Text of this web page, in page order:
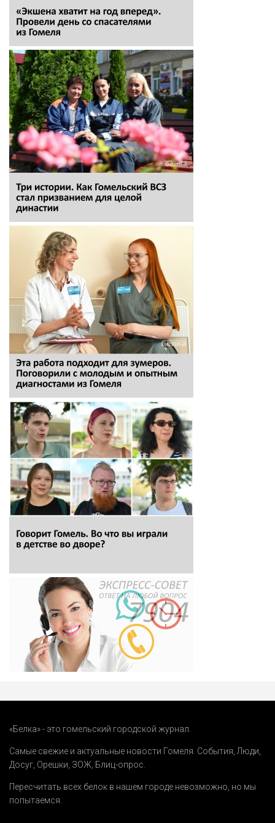
«Белка» - это гомельский городской журнал.
Самые свежие и актуальные новости Гомеля. События Люди
Досуг Орешки ЗОЖ Блиц-опрос
Пересчитать всех белок в нашем городе невозможно, но мы
попытаемся.